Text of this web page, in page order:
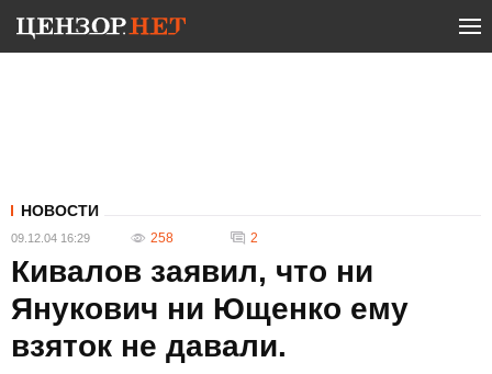
НОВОСТИ
09.12.04 16:29 258 2
Кивалов заявил, что ни
Янукович ни Ющенко ему
взяток не давали.